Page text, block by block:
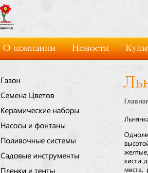
О компании Новости
Газон
Семена Цветов
Керамические наборы
Насосы и фонтаны
Поливочные системы
Садовые инструменты
Пленки и тенты
кисти
места,